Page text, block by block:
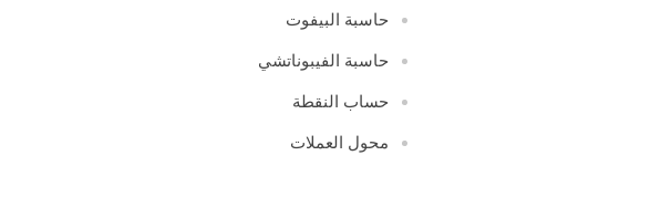
حاسبة البيفوت
حاسبة الفيبوناتشي
حساب النقطة
محول العملات